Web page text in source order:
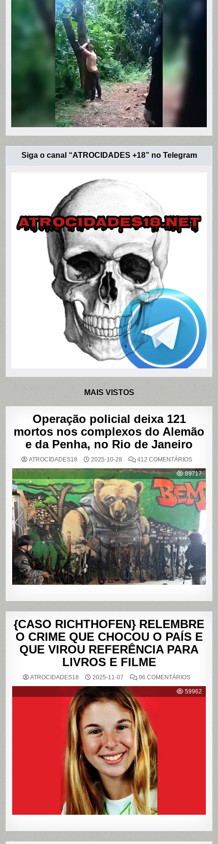
Siga o canal “ATROCIDADES +18” no Telegram
MAIS VISTOS
Operação policial deixa 121
mortos nos complexos do Alemão
e da Penha, no Rio de Janeiro
ATROCIDADES18 2025-10-28 412 COMENTÁRIOSEM
POLICIAL
DEIXA
121
MORTOS
NOS
DO
ALEMÃO
PENHA,
NO
RIO
89717
{CASO RICHTHOFEN} RELEMBRE
O CRIME QUE CHOCOU O PAÍS E
QUE VIROU REFERÊNCIA PARA
LIVROS E FILME
ATROCIDADES18 2025-11-07 96 COMENTÁRIOSEM
59962